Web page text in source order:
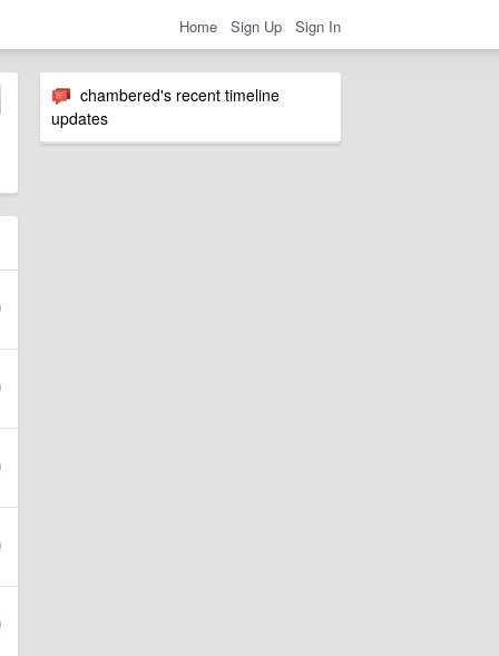
Home Sign Up Sign In
chambered's recent timeline
updates